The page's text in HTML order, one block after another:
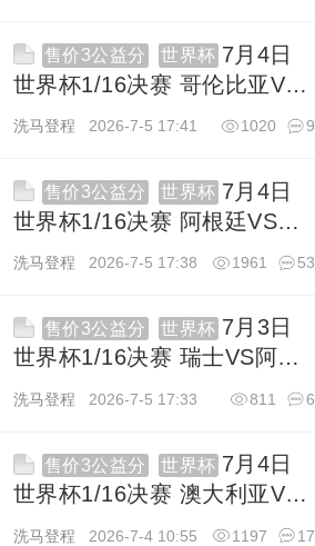
售价3公益分 世界杯 7月4日
世界杯1/16决赛 哥伦比亚VS
加纳 1080P 英语 ITV HD
洗马登程 2026-7-5 17:41 9
1020
售价3公益分 世界杯 7月4日
世界杯1/16决赛 阿根廷VS佛
得角 1080P 英语 BBC HD
洗马登程 2026-7-5 17:38 53
1961
售价3公益分 世界杯 7月3日
世界杯1/16决赛 瑞士VS阿尔
及利亚 1080P 英语 BBC HD
洗马登程 2026-7-5 17:33 6
811
售价3公益分 世界杯 7月4日
世界杯1/16决赛 澳大利亚VS
埃及 1080P 英语 BBC HD
洗马登程 2026-7-4 10:55 17
1197